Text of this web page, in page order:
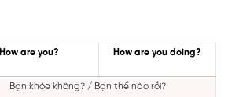
How are you? How are you doing?
Bạn khỏe không? / Bạn thế nào rồi?